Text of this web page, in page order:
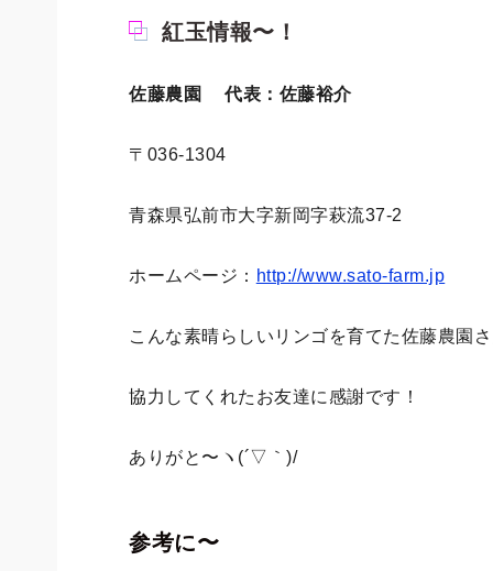
紅玉情報〜！
佐藤農園 代表：佐藤裕介
〒036-1304
青森県弘前市大字新岡字萩流37-2
ホームページ： http://www.sato-farm.jp
こんな素晴らしいリンゴを育てた佐藤農園
協力してくれたお友達に感謝です！
ありがと〜ヽ(´▽｀)/
参考に〜